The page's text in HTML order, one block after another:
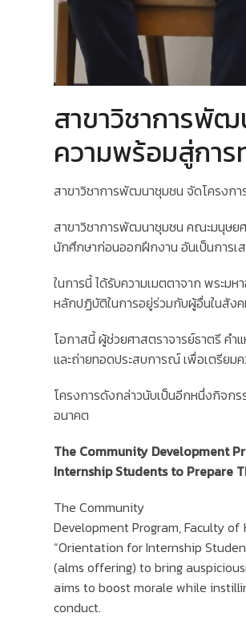
สาขาวิชาการพั
ความพร้อมสู่การ
สาขาวิชาการพัฒนาชุมชน จัดโครงก
สาขาวิชาการพัฒนาชุมชน คณะมนุษย
นักศึกษาก่อนออกฝึกงาน อันเป็นการเ
ในการนี้ ได้รับความเมตตาจาก พระม
หลักปฏิบัติในการอยู่ร่วมกับผู้อื่นในสังค
โอกาสนี้ ผู้ช่วยศาสตราจารย์ธาตรี ค
และถ่ายทอดประสบการณ์ เพื่อเตรีย
โครงการดังกล่าวนับเป็นอีกหนึ่งกิจ
อนาคต
The Community Development
Internship Students to Prepare
The Community
Development Program, Faculty
“Orientation for Internship
(alms offering) to bring
aims to boost morale while
conduct.